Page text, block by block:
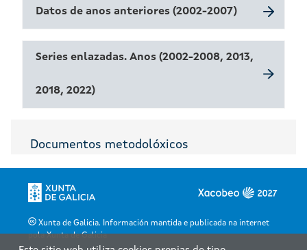
Datos de anos anteriores (2002-2007)
Series enlazadas. Anos (2002-2008, 2013,
2018, 2022)
Documentos metodolóxicos
Xunta de Galicia. Información mantida e publicada na internet
pola Xunta de Galicia